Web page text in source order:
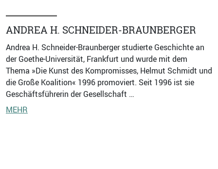
ANDREA H. SCHNEIDER-BRAUNBERGER
Andrea H. Schneider-Braunberger studierte Geschichte an
der Goethe-Universität, Frankfurt und wurde mit dem
Thema »Die Kunst des Kompromisses, Helmut Schmidt und
die Große Koalition« 1996 promoviert. Seit 1996 ist sie
Geschäftsführerin der Gesellschaft …
MEHR